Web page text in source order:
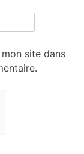
site dans